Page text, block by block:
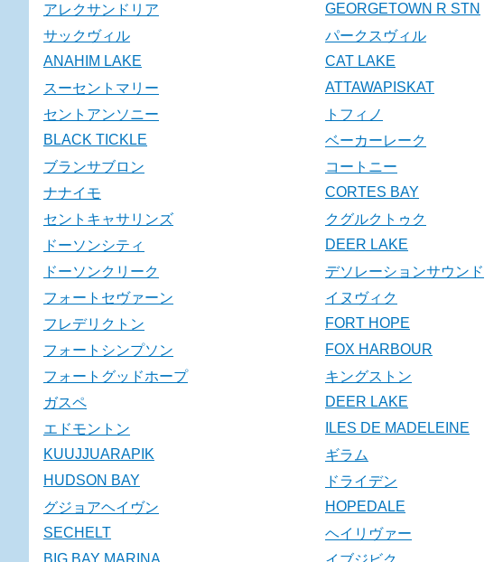
アレクサンドリア
GEORGETOWN R STN
サックヴィル
パークスヴィル
ANAHIM LAKE
CAT LAKE
スーセントマリー
ATTAWAPISKAT
セントアンソニー
トフィノ
BLACK TICKLE
ベーカーレーク
ブランサブロン
コートニー
ナナイモ
CORTES BAY
セントキャサリンズ
クグルクトゥク
ドーソンシティ
DEER LAKE
ドーソンクリーク
デソレーションサウンド
フォートセヴァーン
イヌヴィク
フレデリクトン
FORT HOPE
フォートシンプソン
FOX HARBOUR
フォートグッドホープ
キングストン
ガスペ
DEER LAKE
エドモントン
ILES DE MADELEINE
KUUJJUARAPIK
ギラム
HUDSON BAY
ドライデン
グジョアヘイヴン
HOPEDALE
SECHELT
ヘイリヴァー
BIG BAY MARINA